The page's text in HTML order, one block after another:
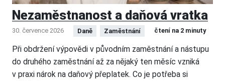
Nezaměstnanost a daňová vratka
30. července 2026 Daně Zaměstnání čtení na 2 minuty
Při obdržení výpovědi v původním zaměstnání a nástupu
do druhého zaměstnání až za nějaký ten měsíc vzniká
v praxi nárok na daňový přeplatek. Co je potřeba si